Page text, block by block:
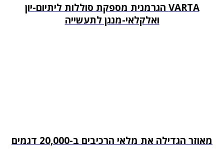
VARTA הגרמנית מספקת סוללות ליתיום-יון
ואלקלאי-מנגן לתעשייה
מאוזר הגדילה את מלאי הרכיבים ב-20,000 דגמים